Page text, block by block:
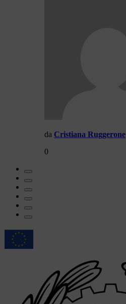
da Cristiana Ruggerone
0